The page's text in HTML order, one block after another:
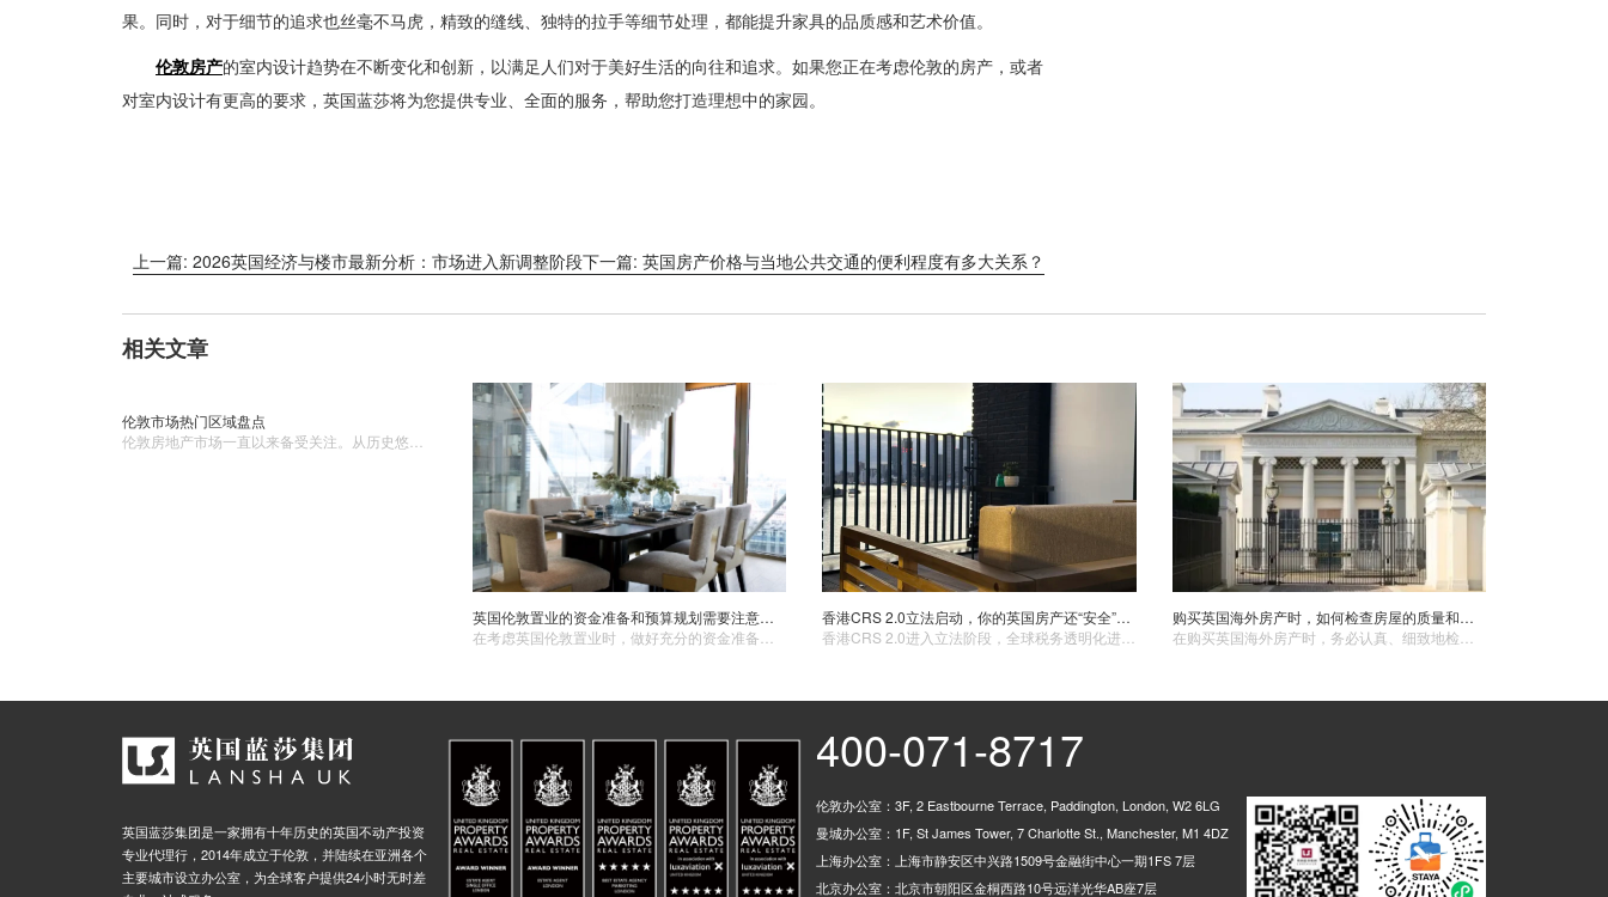
果。同时，对于细节的追求也丝毫不马虎，精致的缝线、独特的拉手等细节处理，都能提升家具的品质感和艺术价值。
伦敦房产的室内设计趋势在不断变化和创新，以满足人们对于美好生活的向往和追求。如果您正在考虑伦敦的房产，或者
对室内设计有更高的要求，英国蓝莎将为您提供专业、全面的服务，帮助您打造理想中的家园。
上一篇: 2026英国经济与楼市最新分析：市场进入新调整阶段下一篇: 英国房产价格与当地公共交通的便利程度有多大关系？
相关文章
伦敦市场热门区域盘点
英国伦敦置业的资金准备和预算规划需要注意哪些方面？
香港CRS 2.0立法启动，你的英国房产还“安全”吗？读懂本文，伦敦置业迎来新机遇！
购买英国海外房产时，如何检查房屋的质量和结构状况？
英国蓝莎集团是一家拥有十年历史的英国不动产投资
专业代理行，2014年成立于伦敦，并陆续在亚洲各个
主要城市设立办公室，为全球客户提供24小时无时差
400-071-8717
伦敦办公室：3F, 2 Eastbourne Terrace, Paddington, London, W2 6LG
曼城办公室：1F, St James Tower, 7 Charlotte St., Manchester, M1 4DZ
上海办公室：上海市静安区中兴路1509号金融街中心一期1FS 7层
北京办公室：北京市朝阳区金桐西路10号远洋光华AB座7层